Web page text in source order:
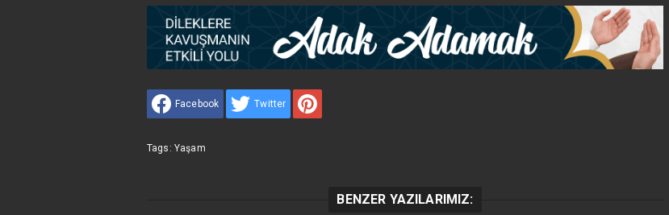
Facebook Twitter
Tags: Yaşam
BENZER YAZILARIMIZ: